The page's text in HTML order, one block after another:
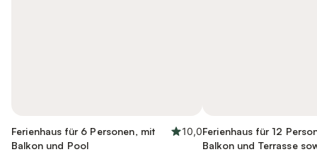
Ferienhaus für 6 Personen, mit
Balkon und Pool
10,0Ferienhaus für 12
Balkon und Terrasse